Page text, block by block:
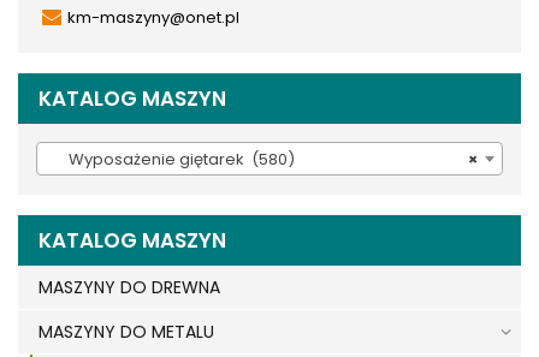
km-maszyny@onet.pl
KATALOG MASZYN
×
Wyposażenie giętarek (580)
KATALOG MASZYN
MASZYNY DO DREWNA
MASZYNY DO METALU